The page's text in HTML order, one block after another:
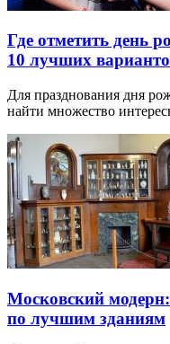
Где отметить день
10 лучших
Для празднования дня
найти множество
Московский
по лучшим зданиям